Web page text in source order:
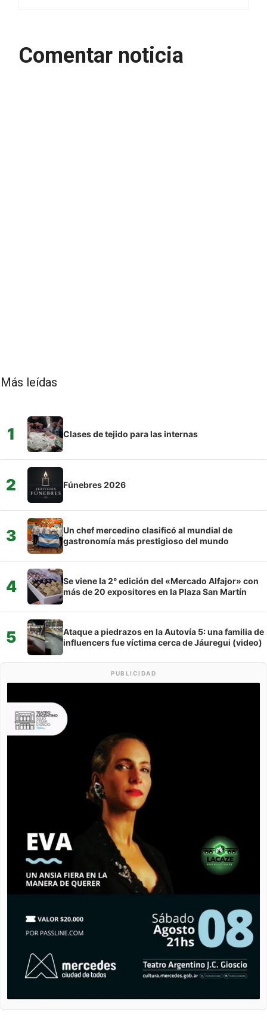
Comentar noticia
Más leídas
1 Clases de tejido para las internas
2 Fúnebres 2026
3
Un chef mercedino clasificó al mundial de
gastronomía más prestigioso del mundo
4
Se viene la 2° edición del «Mercado Alfajor» con
más de 20 expositores en la Plaza San Martín
5
Ataque a piedrazos en la Autovía 5: una familia de
influencers fue víctima cerca de Jáuregui (video)
PUBLICIDAD